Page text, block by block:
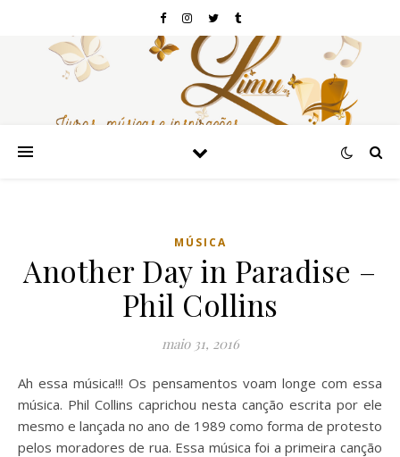
MÚSICA
Another Day in Paradise –
Phil Collins
maio 31, 2016
Ah essa música!!! Os pensamentos voam longe com essa
música. Phil Collins caprichou nesta canção escrita por ele
mesmo e lançada no ano de 1989 como forma de protesto
pelos moradores de rua. Essa música foi a primeira canção